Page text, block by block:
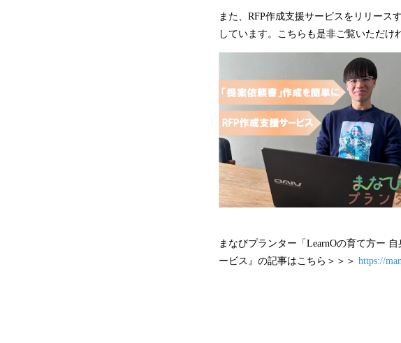
また、RFP作成支援サービスをリリース
しています。こちらも是非ご覧いただけ
まなびプランター「LearnOの育て方ー
ービス』の記事はこちら＞＞＞ https://